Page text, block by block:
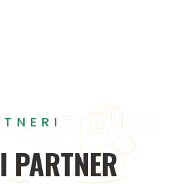
PARTNER